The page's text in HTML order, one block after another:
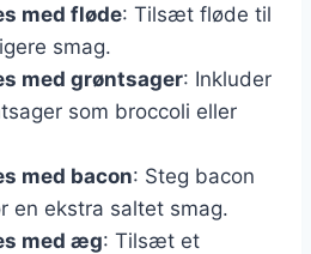
med fløde: Tilsæt fløde til
smag.
med grøntsager: Inkluder
som broccoli eller
med bacon: Steg bacon
en ekstra saltet smag.
med æg: Tilsæt et